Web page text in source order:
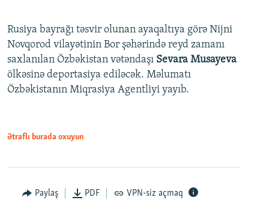
Rusiya bayrağı təsvir olunan ayaqaltıya görə Nijni
Novqorod vilayətinin Bor şəhərində reyd zamanı
saxlanılan Özbəkistan vətəndaşı Sevara Musayeva
ölkəsinə deportasiya ediləcək. Məlumatı
Özbəkistanın Miqrasiya Agentliyi yayıb.
Ətraflı burada oxuyun
Paylaş PDF VPN-siz açmaq